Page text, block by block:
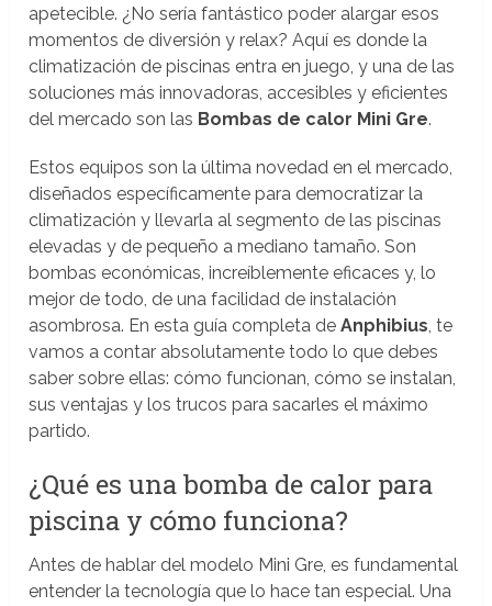
apetecible. ¿No sería fantástico poder alargar esos
momentos de diversión y relax? Aquí es donde la
climatización de piscinas entra en juego, y una de las
soluciones más innovadoras, accesibles y eficientes
del mercado son las Bombas de calor Mini Gre.
Estos equipos son la última novedad en el mercado,
diseñados específicamente para democratizar la
climatización y llevarla al segmento de las piscinas
elevadas y de pequeño a mediano tamaño. Son
bombas económicas, increíblemente eficaces y, lo
mejor de todo, de una facilidad de instalación
asombrosa. En esta guía completa deAnphibius, te
vamos a contar absolutamente todo lo que debes
saber sobre ellas: cómo funcionan, cómo se instalan,
sus ventajas y los trucos para sacarles el máximo
partido.
¿Qué es una bomba de calor para
piscina y cómo funciona?
Antes de hablar del modelo Mini Gre, es fundamental
entender la tecnología que lo hace tan especial. Una